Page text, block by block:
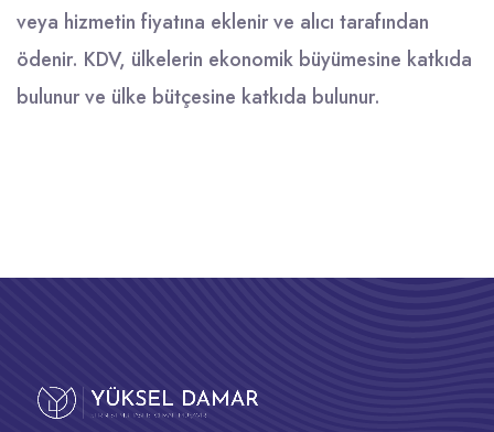
veya hizmetin fiyatına eklenir ve alıcı tarafından
ödenir. KDV, ülkelerin ekonomik büyümesine katkıda
bulunur ve ülke bütçesine katkıda bulunur.